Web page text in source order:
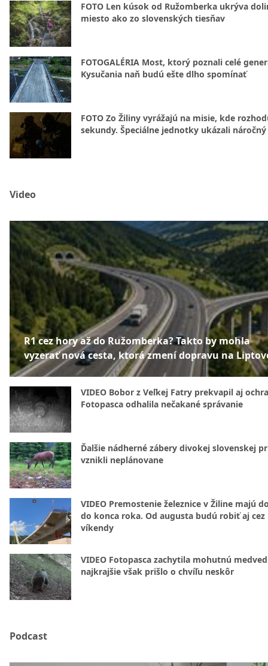
FOTO Len kúsok od Ružomberka ukrýva
miesto ako zo slovenských tiesňav
FOTOGALÉRIA Most, ktorý poznali celé
Kysučania naň budú ešte dlho spomínať
FOTO Zo Žiliny vyrážajú na misie, kde
sekundy. Špeciálne jednotky ukázali
Video
R1 cez hory až do Ružomberka? Takto by mohla
vyzerať nová cesta, ktorá zmení dopravu na
VIDEO Bobor z Veľkej Fatry prekvapil aj
Fotopasca odhalila nečakané správanie
Ďalšie nádherné zábery divokej slovenskej
vznikli neplánovane
VIDEO Premostenie železnice v Žiline majú
do konca roka. Od augusta budú robiť aj cez
víkendy
VIDEO Fotopasca zachytila mohutnú
najkrajšie však prišlo o chvíľu neskôr
Podcast